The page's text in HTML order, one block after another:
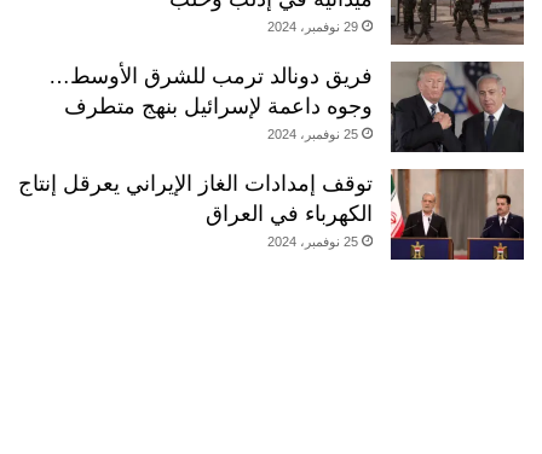
29 نوفمبر، 2024
فريق دونالد ترمب للشرق الأوسط…
وجوه داعمة لإسرائيل بنهج متطرف
25 نوفمبر، 2024
توقف إمدادات الغاز الإيراني يعرقل إنتاج
الكهرباء في العراق
25 نوفمبر، 2024